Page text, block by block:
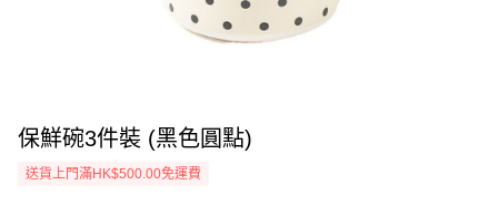
保鮮碗3件裝 (黑色圓點)
送貨上門滿HK$500.00免運費